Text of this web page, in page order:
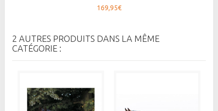
169,95€
2 AUTRES PRODUITS DANS LA MÊME
CATÉGORIE :